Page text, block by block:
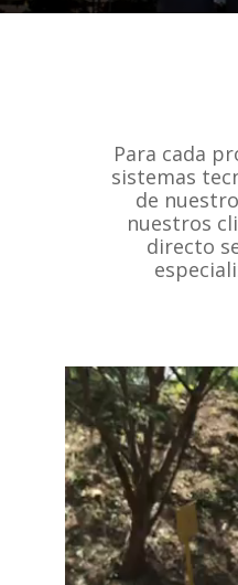
Para cada
sistemas
de
nuestros
directo